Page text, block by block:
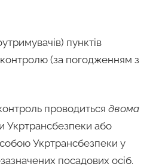
пунктів
(за погодженням з
проводиться двома
Укртрансбезпеки або
Укртрансбезпеки у
посадових осіб.